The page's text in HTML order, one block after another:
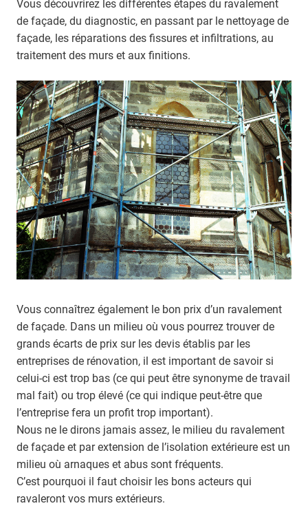
Vous découvrirez les différentes étapes du ravalement
de façade, du diagnostic, en passant par le nettoyage de
façade, les réparations des fissures et infiltrations, au
traitement des murs et aux finitions.
Vous connaîtrez également le bon prix d’un ravalement
de façade. Dans un milieu où vous pourrez trouver de
grands écarts de prix sur les devis établis par les
entreprises de rénovation, il est important de savoir si
celui-ci est trop bas (ce qui peut être synonyme de travail
mal fait) ou trop élevé (ce qui indique peut-être que
l’entreprise fera un profit trop important).
Nous ne le dirons jamais assez, le milieu du ravalement
de façade et par extension de l’isolation extérieure est un
milieu où arnaques et abus sont fréquents.
C’est pourquoi il faut choisir les bons acteurs qui
ravaleront vos murs extérieurs.